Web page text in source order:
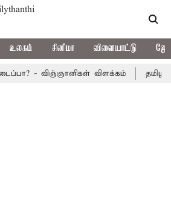
உலகம் சினிமா விளையாட்டு
- விஞ்ஞானிகள் விளக்கம் தமிழக அரசு